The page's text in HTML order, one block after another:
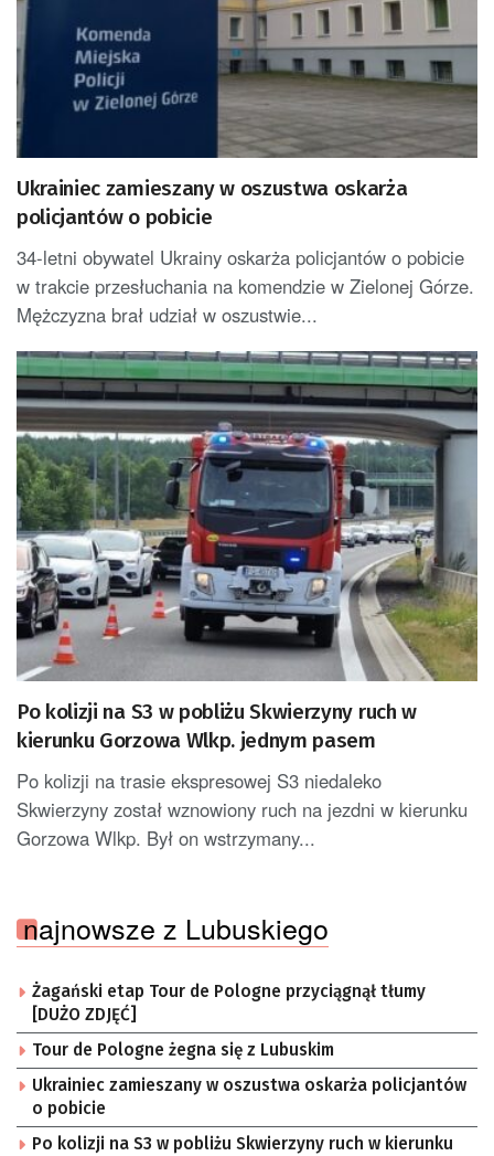
Ukrainiec zamieszany w oszustwa oskarża
policjantów o pobicie
34-letni obywatel Ukrainy oskarża policjantów o pobicie
w trakcie przesłuchania na komendzie w Zielonej Górze.
Mężczyzna brał udział w oszustwie...
Po kolizji na S3 w pobliżu Skwierzyny ruch w
kierunku Gorzowa Wlkp. jednym pasem
Po kolizji na trasie ekspresowej S3 niedaleko
Skwierzyny został wznowiony ruch na jezdni w kierunku
Gorzowa Wlkp. Był on wstrzymany...
najnowsze z Lubuskiego
Żagański etap Tour de Pologne przyciągnął tłumy
[DUŻO ZDJĘĆ]
Tour de Pologne żegna się z Lubuskim
Ukrainiec zamieszany w oszustwa oskarża policjantów
o pobicie
Po kolizji na S3 w pobliżu Skwierzyny ruch w kierunku